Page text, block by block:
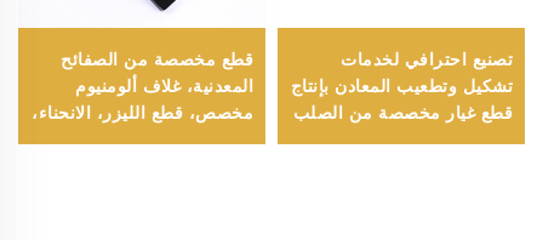
تصنيع احترافي لخدمات
تشكيل وتطعيب المعادن بإنتاج
قطع غيار مخصصة من الصلب
المطروق
قطع مخصصة من الصفائح
المعدنية، غلاف ألومنيوم
مخصص، قطع الليزر، الانحناء،
اللحام، ختم الصفائح المعدنية،